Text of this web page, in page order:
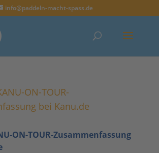
info@paddeln-macht-spass.de
ON-TOUR-Zusammenfassung